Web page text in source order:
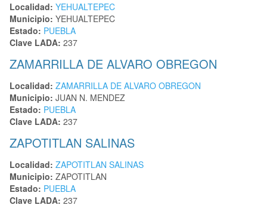
Localidad: YEHUALTEPEC
Municipio: YEHUALTEPEC
Estado: PUEBLA
Clave LADA: 237
ZAMARRILLA DE ALVARO OBREGON
Localidad: ZAMARRILLA DE ALVARO OBREGON
Municipio: JUAN N. MENDEZ
Estado: PUEBLA
Clave LADA: 237
ZAPOTITLAN SALINAS
Localidad: ZAPOTITLAN SALINAS
Municipio: ZAPOTITLAN
Estado: PUEBLA
Clave LADA: 237